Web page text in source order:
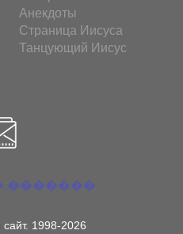
Анекдоты
Страница Иисуса
Танцующий Иисус
сайт. 1998-2026